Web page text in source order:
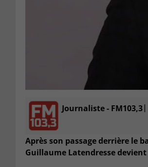
Journaliste - FM103,3|
Après son passage derrière le
Guillaume Latendresse